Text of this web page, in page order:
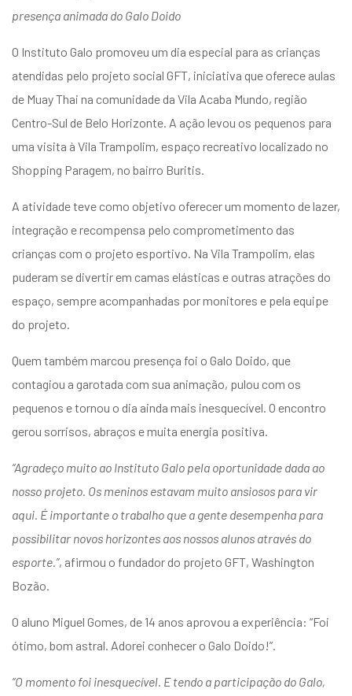
presença animada do Galo Doido
O Instituto Galo promoveu um dia especial para as crianças
atendidas pelo projeto social GFT, iniciativa que oferece aulas
de Muay Thai na comunidade da Vila Acaba Mundo, região
Centro-Sul de Belo Horizonte. A ação levou os pequenos para
uma visita à Vila Trampolim, espaço recreativo localizado no
Shopping Paragem, no bairro Buritis.
A atividade teve como objetivo oferecer um momento de lazer,
integração e recompensa pelo comprometimento das
crianças com o projeto esportivo. Na Vila Trampolim, elas
puderam se divertir em camas elásticas e outras atrações do
espaço, sempre acompanhadas por monitores e pela equipe
do projeto.
Quem também marcou presença foi o Galo Doido, que
contagiou a garotada com sua animação, pulou com os
pequenos e tornou o dia ainda mais inesquecível. O encontro
gerou sorrisos, abraços e muita energia positiva.
“Agradeço muito ao Instituto Galo pela oportunidade dada ao
nosso projeto. Os meninos estavam muito ansiosos para vir
aqui. É importante o trabalho que a gente desempenha para
possibilitar novos horizontes aos nossos alunos através do
esporte.”, afirmou o fundador do projeto GFT, Washington
Bozão.
O aluno Miguel Gomes, de 14 anos aprovou a experiência: “Foi
ótimo, bom astral. Adorei conhecer o Galo Doido!”.
“O momento foi inesquecível. E tendo a participação do Galo,